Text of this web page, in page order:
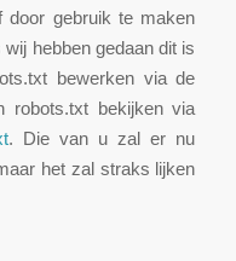
gebruik te maken
hebben gedaan dit is
bewerken via de
robots.txt bekijken via
. Die van u zal er nu
het zal straks lijken